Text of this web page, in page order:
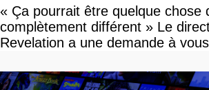
« Ça pourrait être quelque chose
complètement différent » Le
Revelation a une demande à